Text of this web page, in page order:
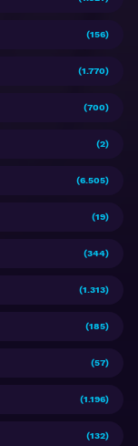
(156)
(1.770)
(700)
(2)
(6.505)
(19)
(344)
(1.313)
(185)
(57)
(1.196)
(132)